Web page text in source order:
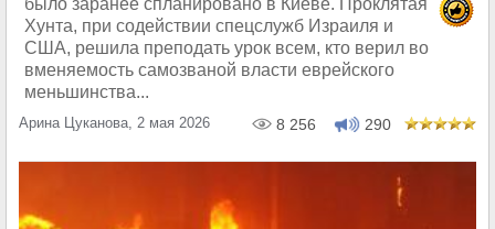
было заранее спланировано в Киеве. Проклятая
Хунта, при содействии спецслужб Израиля и
США, решила преподать урок всем, кто верил во
вменяемость самозваной власти еврейского
меньшинства...
Арина Цуканова, 2 мая 2026 8 256 290